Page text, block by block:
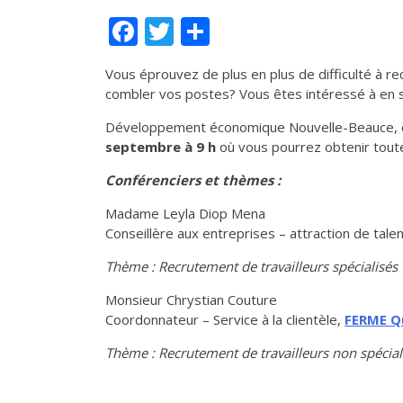
Facebook
Twitter
Vous éprouvez de plus en plus de difficulté à
combler vos postes? Vous êtes intéressé à en
Développement économique Nouvelle-
septembre à 9 h où vous pourrez obtenir
Conférenciers et thèmes :
Madame Leyla Diop Mena
Conseillère aux entreprises – attraction de
Thème : Recrutement de travailleurs spécialisés
Monsieur Chrystian Couture
Coordonnateur – Service à la clientèle, FERME
Thème : Recrutement de travailleurs non